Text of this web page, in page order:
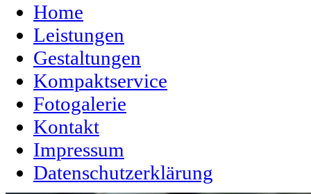
Home
Leistungen
Gestaltungen
Kompaktservice
Fotogalerie
Kontakt
Impressum
Datenschutzerklärung